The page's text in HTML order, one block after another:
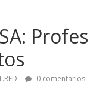
0 comentarios